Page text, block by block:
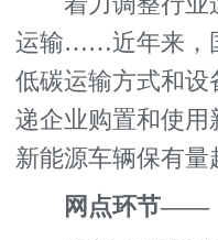
运输……近年来，
低碳运输方式和设
递企业购置和使用
新能源车辆保有量
网点环节——